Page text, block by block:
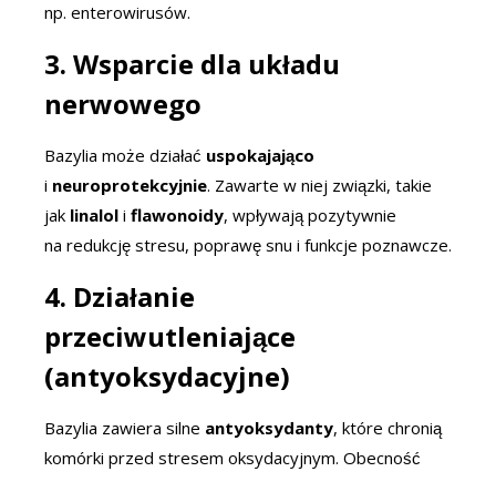
np. enterowirusów.
3. Wsparcie dla układu
nerwowego
Bazylia może działać uspokajająco
i neuroprotekcyjnie. Zawarte w niej związki, takie
jak linalol i flawonoidy, wpływają pozytywnie
na redukcję stresu, poprawę snu i funkcje poznawcze.
4. Działanie
przeciwutleniające
(antyoksydacyjne)
Bazylia zawiera silne antyoksydanty, które chronią
komórki przed stresem oksydacyjnym. Obecność